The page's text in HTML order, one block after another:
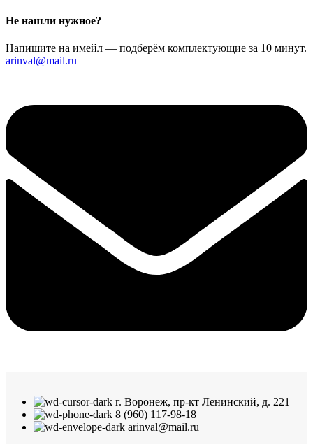
Не нашли нужное?
Напишите на имейл — подберём комплектующие за 10 минут.
arinval@mail.ru
г. Воронеж, пр-кт Ленинский, д. 221
8 (960) 117-98-18
arinval@mail.ru